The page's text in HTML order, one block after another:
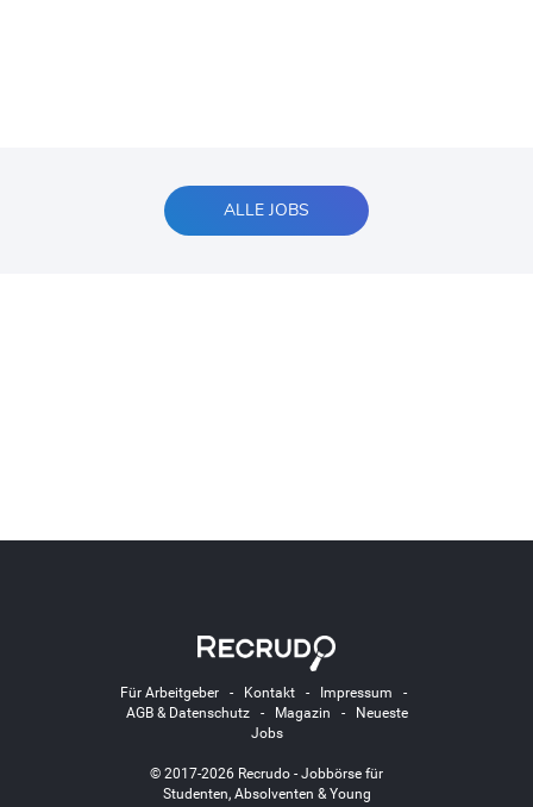
ALLE JOBS
Für Arbeitgeber- Kontakt- Impressum -
AGB & Datenschutz- Magazin -
Neueste
Jobs
© 2017-2026 Recrudo - Jobbörse für
Studenten, Absolventen & Young